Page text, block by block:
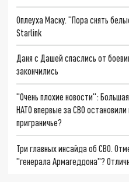
Оплеуха Маску. "Пора снять
Starlink
Даня с Дашей спаслись от
закончились
"Очень плохие новости":
НАТО впервые за СВО
приграничье?
Три главных инсайда об СВО.
"генерала Армагеддона"?